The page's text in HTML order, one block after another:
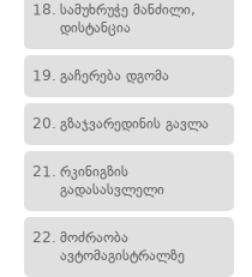
18. სამუხრუჭე მანძილი,
დისტანცია
19. გაჩერება დგომა
20. გზაჯვარედინის გავლა
21. რკინიგზის
გადასასვლელი
22. მოძრაობა
ავტომაგისტრალზე